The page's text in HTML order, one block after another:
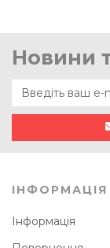
Новини
ІНФОРМАЦІЯ
Інформація